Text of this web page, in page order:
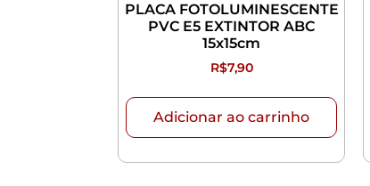
PLACA FOTOLUMINESCENTE
PVC E5 EXTINTOR ABC
15x15cm
R$7,90
Adicionar ao carrinho